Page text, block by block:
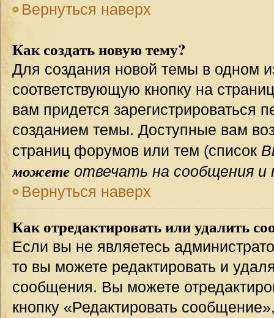
Вернуться наверх
Как создать новую тему?
Для создания новой темы в одном
соответствующую кнопку на
вам придется зарегистрироваться
созданием темы. Доступные вам
страниц форумов или тем (список
можете отвечать на сообщения и
Вернуться наверх
Как отредактировать или удалить
Если вы не являетесь
то вы можете редактировать и
сообщения. Вы можете
кнопку «Редактировать